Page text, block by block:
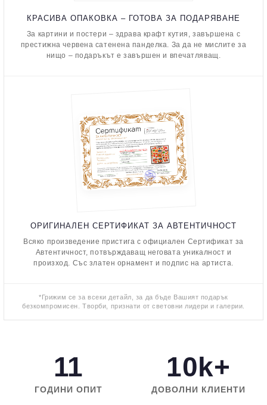
КРАСИВА ОПАКОВКА – ГОТОВА ЗА ПОДАРЯВАНЕ
За картини и постери – здрава крафт кутия, завършена с
престижна червена сатенена панделка. За да не мислите за
нищо – подаръкът е завършен и впечатляващ.
ОРИГИНАЛЕН СЕРТИФИКАТ ЗА АВТЕНТИЧНОСТ
Всяко произведение пристига с официален Сертификат за
Автентичност, потвърждаващ неговата уникалност и
произход. Със златен орнамент и подпис на артиста.
*Грижим се за всеки детайл, за да бъде Вашият подарък
безкомпромисен. Творби, признати от световни лидери и галерии.
11
ГОДИНИ ОПИТ
10k+
ДОВОЛНИ КЛИЕНТИ